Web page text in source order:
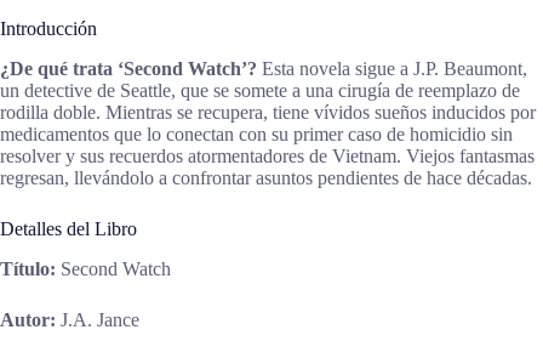
Introducción
¿De qué trata ‘Second Watch’? Esta novela sigue a J.P. Beaumont,
un detective de Seattle, que se somete a una cirugía de reemplazo de
rodilla doble. Mientras se recupera, tiene vívidos sueños inducidos por
medicamentos que lo conectan con su primer caso de homicidio sin
resolver y sus recuerdos atormentadores de Vietnam. Viejos fantasmas
regresan, llevándolo a confrontar asuntos pendientes de hace décadas.
Detalles del Libro
Título: Second Watch
Autor: J.A. Jance